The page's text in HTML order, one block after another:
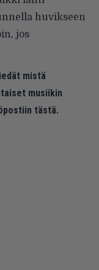
huvikseen
jos
mistä
musiikin
tästä.